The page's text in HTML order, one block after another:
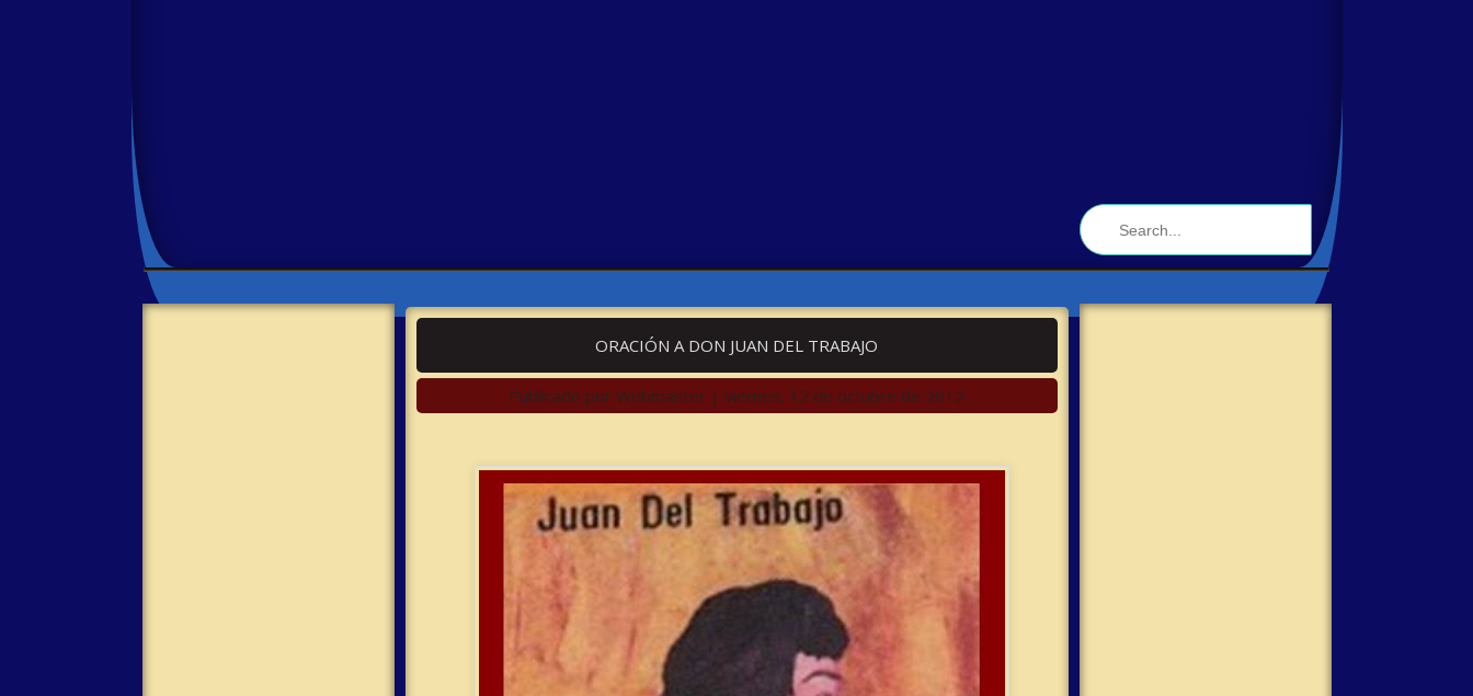
ORACIÓN A DON JUAN DEL TRABAJO
Publicado por Webmaster | viernes, 12 de octubre de 2012